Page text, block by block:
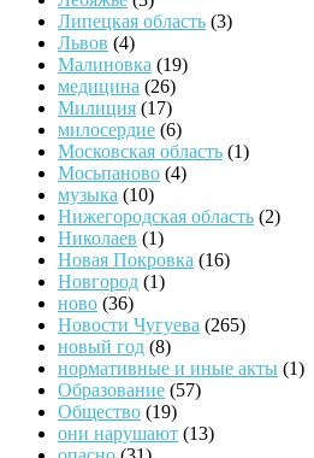
Липецкая область (3)
Львов (4)
Малиновка (19)
медицина (26)
Милиция (17)
милосердие (6)
Московская область (1)
Мосьпаново (4)
музыка (10)
Нижегородская область (2)
Николаев (1)
Новая Покровка (16)
Новгород (1)
ново (36)
Новости Чугуева (265)
новый год (8)
нормативные и иные акты (1)
Образование (57)
Общество (19)
они нарушают (13)